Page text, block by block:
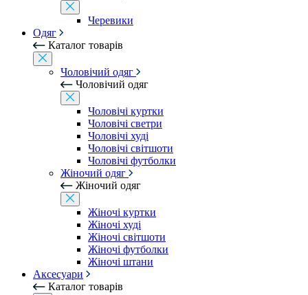
Черевики
Одяг
Каталог товарів
Чоловічий одяг
Чоловічий одяг
Чоловічі куртки
Чоловічі светри
Чоловічі худі
Чоловічі світшоти
Чоловічі футболки
Жіночий одяг
Жіночий одяг
Жіночі куртки
Жіночі худі
Жіночі світшоти
Жіночі футболки
Жіночі штани
Аксесуари
Каталог товарів